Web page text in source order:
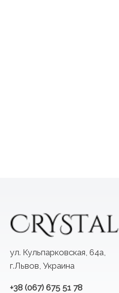
ул. Кульпарковская, 64а,
г.Львов, Украина
+38 (067) 675 51 78